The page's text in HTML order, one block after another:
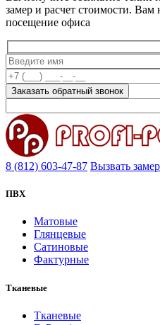
замер и расчет стоимости. Вам
посещение офиса
Заказать обратный звонок
8 (812) 603-47-87 Вызвать
ПВХ
Матовые
Глянцевые
Сатиновые
Фактурные
Тканевые
Тканевые